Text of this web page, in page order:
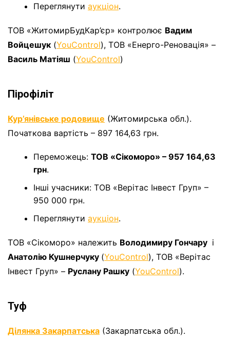
Переглянути аукціон.
ТОВ «ЖитомирБудКар’єр» контролює Вадим
Войцешук (YouControl), ТОВ «Енерго-Реновація» –
Василь Матіяш (YouControl)
Пірофіліт
Кур’янівське родовище (Житомирська обл.).
Початкова вартість – 897 164,63 грн.
Переможець: ТОВ «Сікоморо» – 957 164,63
грн.
Інші учасники: ТОВ «Верітас Інвест Груп» –
950 000 грн.
Переглянути аукціон.
ТОВ «Сікоморо» належить Володимиру Гончару і
Анатолію Кушнерчуку (YouControl), ТОВ «Верітас
Інвест Груп» – Руслану Рашку (YouControl).
Туф
Ділянка Закарпатська (Закарпатська обл.).